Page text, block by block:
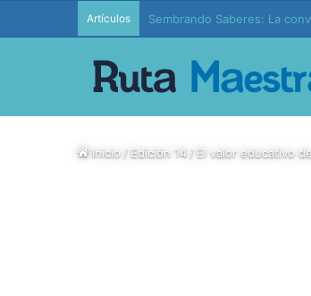
Artículos Edición 37 – Generaciones
Inicio/Edición 14/El valor educativo